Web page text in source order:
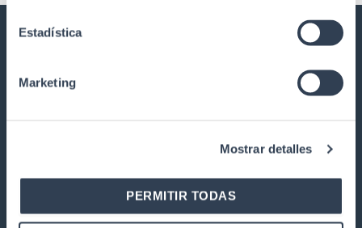
Estadística
Marketing
Mostrar detalles
PERMITIR TODAS
SOLUTIONS
Warranty and returns
PRODUCTS